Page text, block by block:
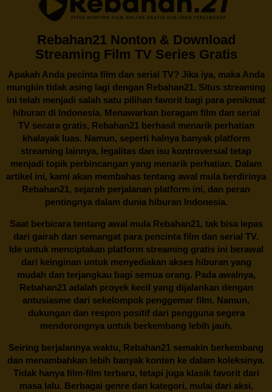
Rebahan21 Nonton & Download
Streaming Film TV Series Gratis
Apakah Anda pecinta film dan serial TV? Jika iya, maka Anda
mungkin tidak asing lagi dengan Rebahan21. Situs streaming
ini telah menjadi salah satu pilihan favorit bagi para penikmat
hiburan di Indonesia. Menawarkan beragam film dan serial
TV secara gratis, Rebahan21berhasil menarik perhatian
khalayak luas. Namun, seperti halnya banyak platform
streaming lainnya, legalitas dan isu kontroversial tetap
menjadi topik perbincangan yang menarik perhatian. Dalam
artikel ini, kami akan membahas tentang awal mula berdirinya
Rebahan21, sejarah perjalanan platform ini, dan peran
pentingnya dalam dunia hiburan Indonesia.
Saat berbicara tentang awal mula Rebahan21, tak bisa lepas
dari gairah dan semangat para pencinta film dan serial TV.
Ide untuk menciptakan platform streaming gratis ini berawal
dari keinginan untuk menyediakan akses hiburan yang
mudah dan terjangkau bagi semua orang. Pada awalnya,
Rebahan21 adalah proyek kecil yang dijalankan dengan
antusiasme dari sekelompok penggemar film. Namun,
dukungan dan respon positif dari pengguna segera
mendorongnya untuk berkembang lebih jauh.
Seiring berjalannya waktu, Rebahan21 semakin berkembang
dan menambahkan lebih banyak konten ke dalam koleksinya.
Tidak hanya film-film terbaru, tetapi juga klasik favorit dari
masa lalu. Berbagai genre dan kategori, mulai dari aksi,